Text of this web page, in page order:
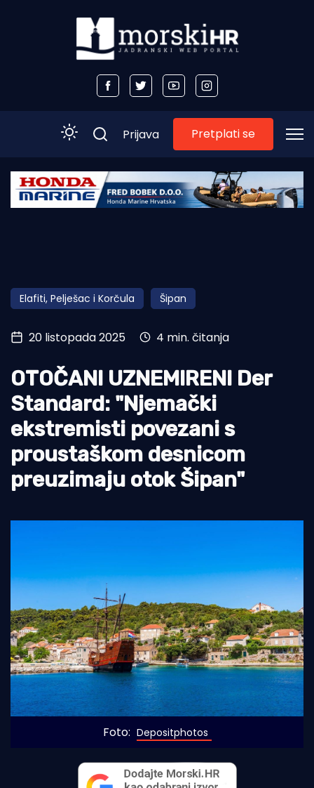
Početna
Obala
Otoci
Turizam i nautika
Pomorstvo
Ribolov
Ekologija
Tradicija i kultura
Prijava Pretplati se
Elafiti, Pelješac i Korčula Šipan
20 listopada 2025 4 min. čitanja
OTOČANI UZNEMIRENI Der
Standard: "Njemački
ekstremisti povezani s
proustaškom desnicom
preuzimaju otok Šipan"
Foto: Depositphotos